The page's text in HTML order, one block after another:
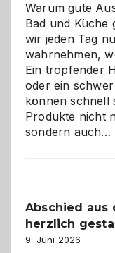
Warum gute
Bad und Küche
wir jeden Tag
wahrnehmen,
Ein tropfender
oder ein
können schnell
Produkte nicht
sondern auch…
Abschied aus
herzlich
9. Juni 2026